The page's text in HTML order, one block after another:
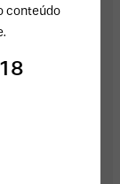
conteúdo